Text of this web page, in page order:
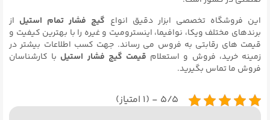
این فروشگاه تخصصی ابزار دقیق انواع گیج فشار تمام استیل از
برندهای مختلف ویکا، نوافیما، اینسترومیت و غیره را با بهترین کیفیت و
قیمت های رقابتی به فروس می رساند. جهت کسب اطلاعات بیشتر در
زمینه خرید، فروش و استعلام قیمت گیج فشار استیل با کارشناسان
فروش ما تماس بگیرید.
۵/۵ - (۱ امتیاز)